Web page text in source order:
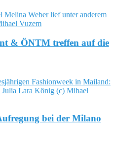
& ÖNTM treffen auf die
bei der Milano